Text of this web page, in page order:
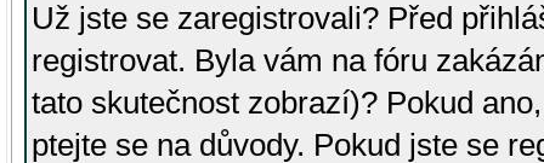
Už jste se zaregistrovali? Před
registrovat. Byla vám na fóru
tato skutečnost zobrazí)? Pokud
ptejte se na důvody. Pokud jste se